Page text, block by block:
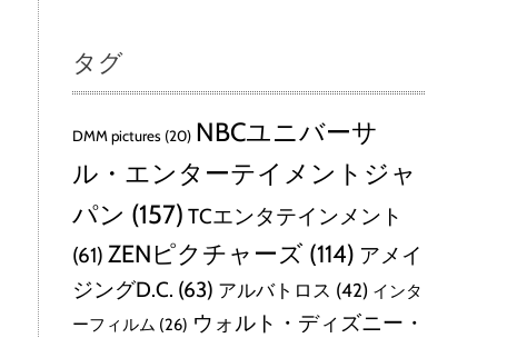
タグ
DMM pictures (20) NBCユニバーサ
ル・エンターテイメントジャ
パン (157) TCエンタテインメント
(61) ZENピクチャーズ (114) アメイ
ジングD.C. (63) アルバトロス (42) インタ
ーフィルム (26) ウォルト・ディズニー・